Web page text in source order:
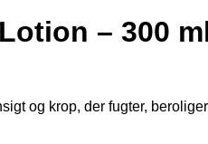
– 300
og krop, der fugter,